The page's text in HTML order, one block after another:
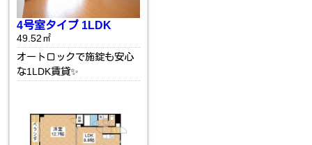
4号室タイプ 1LDK
49.52㎡
オートロックで施錠も安心
な1LDK賃貸✨